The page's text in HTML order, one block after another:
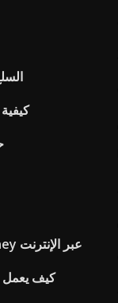
تفعيل بطاقة الائتمان jcpenney عبر الإنترنت
كيف يعمل